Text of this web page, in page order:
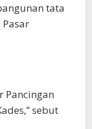
tata
Pancingan
sebut